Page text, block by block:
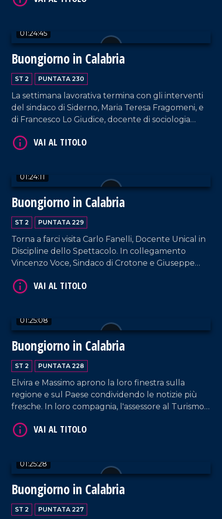
01:24:45
Buongiorno in Calabria
ST 2 PUNTATA 230
La settimana lavorativa termina con gli interventi
del sindaco di Siderno, Maria Teresa Fragomeni, e
di Francesco Lo Giudice, docente di sociologia
01:24:11
Buongiorno in Calabria
ST 2 PUNTATA 229
Torna a farci visita Carlo Fanelli, Docente Unical in
Discipline dello Spettacolo. In collegamento
Vincenzo Voce, Sindaco di Crotone e Giuseppe
Show Dance Academy.
01:25:08
Buongiorno in Calabria
ST 2 PUNTATA 228
Elvira e Massimo aprono la loro finestra sulla
regione e sul Paese condividendo le notizie più
fresche. In loro compagnia, l'assessore al Turismo
Ferrara.
01:25:28
Buongiorno in Calabria
ST 2 PUNTATA 227
VAI AL TITOLO
VAI AL TITOLO